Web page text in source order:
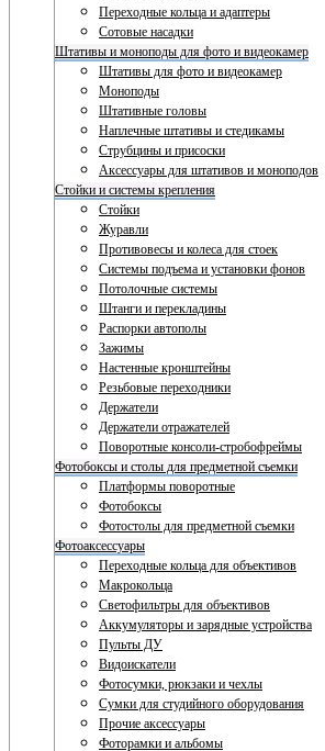
Переходные кольца и адаптеры
Сотовые насадки
Штативы и моноподы для фото и видеокамер
Штативы для фото и видеокамер
Моноподы
Штативные головы
Наплечные штативы и стедикамы
Струбцины и присоски
Аксессуары для штативов и моноподов
Стойки и системы крепления
Стойки
Журавли
Противовесы и колеса для стоек
Системы подъема и установки фонов
Потолочные системы
Штанги и перекладины
Распорки автополы
Зажимы
Настенные кронштейны
Резьбовые переходники
Держатели
Держатели отражателей
Поворотные консоли-стробофреймы
Фотобоксы и столы для предметной съемки
Платформы поворотные
Фотобоксы
Фотостолы для предметной съемки
Фотоаксессуары
Переходные кольца для объективов
Макрокольца
Светофильтры для объективов
Аккумуляторы и зарядные устройства
Пульты ДУ
Видоискатели
Фотосумки, рюкзаки и чехлы
Сумки для студийного оборудования
Прочие аксессуары
Фоторамки и альбомы